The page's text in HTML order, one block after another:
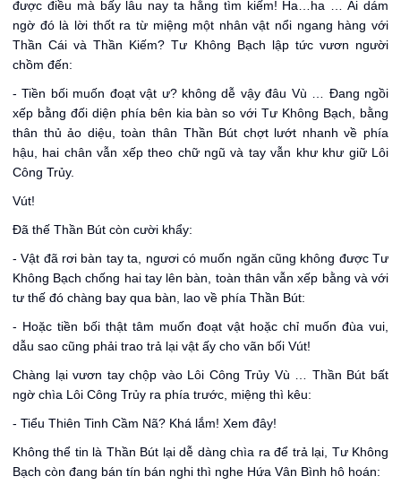
được điều mà bấy lâu nay ta hằng tìm kiếm! Ha…ha … Ai dám
ngờ đó là lời thốt ra từ miệng một nhân vật nổi ngang hàng với
Thần Cái và Thần Kiếm? Tư Không Bạch lập tức vươn người
chồm đến:
- Tiền bối muốn đoạt vật ư? không dễ vậy đâu Vù … Đang ngồi
xếp bằng đối diện phía bên kia bàn so với Tư Không Bạch, bằng
thân thủ ảo diệu, toàn thân Thần Bút chợt lướt nhanh về phía
hậu, hai chân vẫn xếp theo chữ ngũ và tay vẫn khư khư giữ Lôi
Công Trủy.
Vút!
Đã thế Thần Bút còn cười khẩy:
- Vật đã rơi bàn tay ta, ngươi có muốn ngăn cũng không được Tư
Không Bạch chống hai tay lên bàn, toàn thân vẫn xếp bằng và với
tư thế đó chàng bay qua bàn, lao về phía Thần Bút:
- Hoặc tiền bối thật tâm muốn đoạt vật hoặc chỉ muốn đùa vui,
dẫu sao cũng phải trao trả lại vật ấy cho vãn bối Vút!
Chàng lại vươn tay chộp vào Lôi Công Trủy Vù … Thần Bút bất
ngờ chìa Lôi Công Trủy ra phía trước, miệng thì kêu:
- Tiểu Thiên Tinh Cầm Nã? Khá lắm! Xem đây!
Không thể tin là Thần Bút lại dễ dàng chìa ra để trả lại, Tư Không
Bạch còn đang bán tín bán nghi thì nghe Hứa Vân Bình hô hoán: